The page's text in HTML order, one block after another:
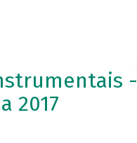
-
2017